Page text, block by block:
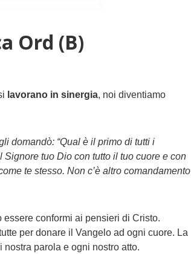
Ord (B)
lavorano in sinergia, noi diventiamo
domandò: “Qual è il primo di tutti i
Signore tuo Dio con tutto il tuo cuore e con
te stesso. Non c’è altro comandamento
conformi ai pensieri di Cristo.
per donare il Vangelo ad ogni cuore. La
parola e ogni nostro atto.